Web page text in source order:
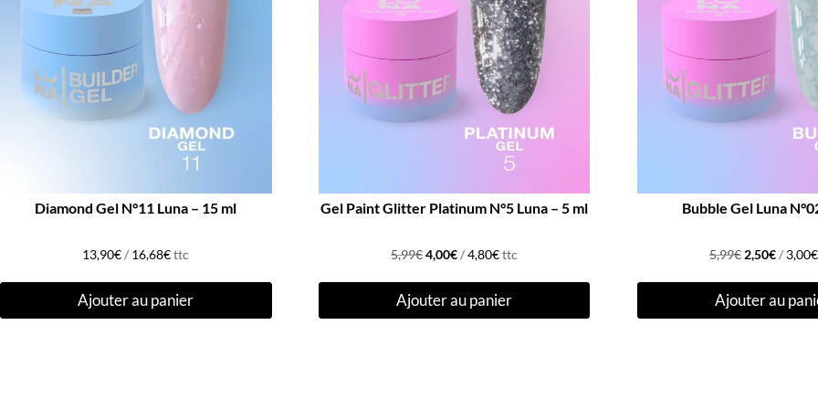
Diamond Gel N°11 Luna – 15 ml
13,90€/ 16,68€ttc
Ajouter au panier
Gel Paint Glitter Platinum N°5 Luna – 5 ml
5,99€Le
initial
4,00€Le
actuel
/4,80€ttc
Ajouter au panier
Bubble Gel Luna
5,99€ Le
initial
2,50€Le
actuel
/ 3,00€
Ajouter au